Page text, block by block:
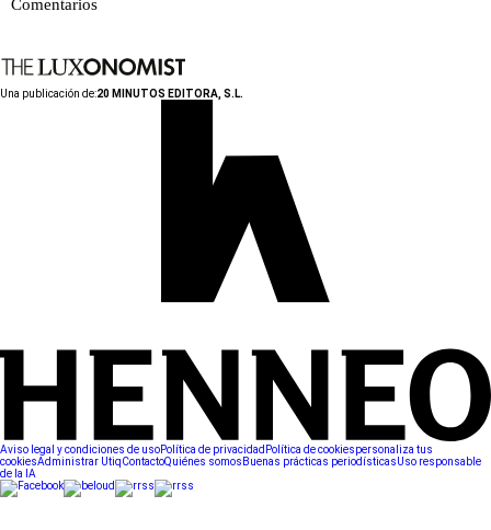
Comentarios
Una publicación de:20 MINUTOS EDITORA, S.L.
Aviso legal y condiciones de usoPolítica de privacidad Política de cookiespersonaliza tus
cookiesAdministrar UtiqContactoQuiénes somos Buenas prácticas periodísticasUso responsable
de la IA